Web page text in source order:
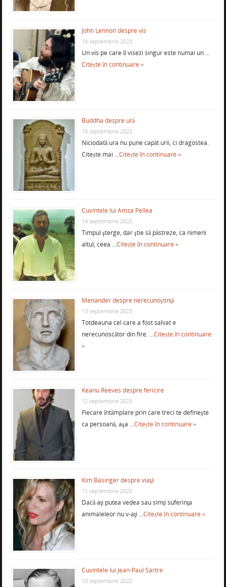
John Lennon despre vis
16 septembrie 2023
Un vis pe care îl visezi singur este numai un …
Citește în continuare »
Buddha despre ură
15 septembrie 2023
Niciodată ura nu pune capăt urii, ci dragostea.
Citește mai …Citește în continuare »
Cuvintele lui Amza Pellea
14 septembrie 2023
Timpul şterge, dar ştie să păstreze, ca nimeni
altul, ceea …Citește în continuare »
Menander despre nerecunoştinţă
13 septembrie 2023
Totdeauna cel care a fost salvat e
nerecunoscător din fire. …Citește în continuare
»
Keanu Reeves despre fericire
12 septembrie 2023
Fiecare întâmplare prin care treci te defineşte
ca persoană, aşa …Citește în continuare »
Kim Basinger despre viaţă
11 septembrie 2023
Dacă aţi putea vedea sau simţi suferinţa
animaleleor nu v-aţi …Citește în continuare »
Cuvintele lui Jean-Paul Sartre
10 septembrie 2023